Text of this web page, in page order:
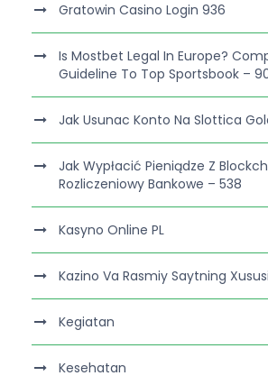
Gratowin Casino Login 936
Is Mostbet Legal In Europe?
Guideline To Top Sportsbook –
Jak Usunac Konto Na Slottica
Jak Wypłacić Pieniądze Z
Rozliczeniowy Bankowe – 538
Kasyno Online PL
Kazino Va Rasmiy Saytning
Kegiatan
Kesehatan